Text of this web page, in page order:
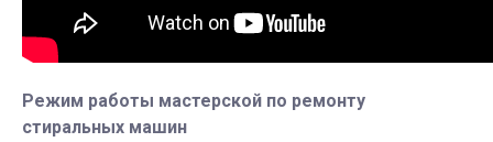
Режим работы мастерской по ремонту
стиральных машин